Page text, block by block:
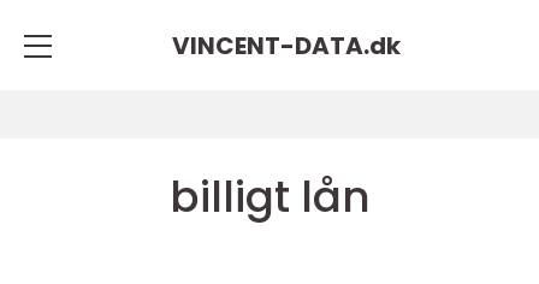
VINCENT-DATA.dk
billigt lån